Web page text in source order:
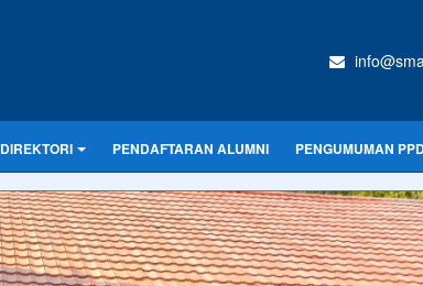
DIREKTORI PENDAFTARAN ALUMNI PENGUMUMAN